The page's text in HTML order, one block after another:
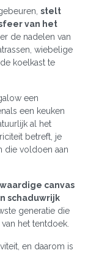
stelt
van het
de nadelen van
wiebelige
koelkast te
een
een keuken
al het
betreft, je
die voldoen aan
canvas
schaduwrijk
generatie die
het tentdoek.
en daarom is